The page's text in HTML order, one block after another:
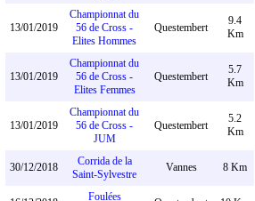
13/01/2019
Championnat du
56 de Cross -
Elites Hommes
Questembert
9.4
Km
13/01/2019
Championnat du
56 de Cross -
Elites Femmes
Questembert
5.7
Km
13/01/2019
Championnat du
56 de Cross -
JUM
Questembert
5.2
Km
30/12/2018
Corrida de la
Saint-Sylvestre
Vannes 8 Km
Foulées